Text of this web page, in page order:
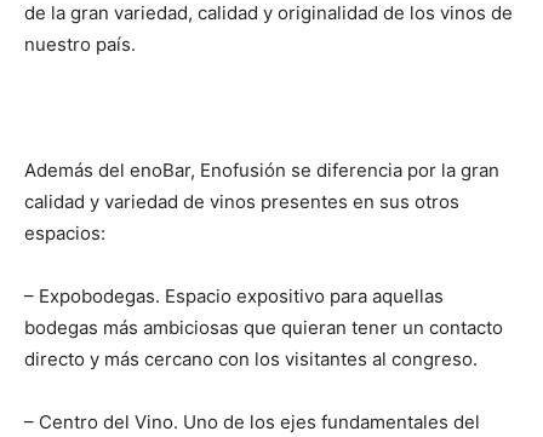
de la gran variedad, calidad y originalidad de los vinos de
nuestro país.
Además del enoBar, Enofusión se diferencia por la gran
calidad y variedad de vinos presentes en sus otros
espacios:
– Expobodegas. Espacio expositivo para aquellas
bodegas más ambiciosas que quieran tener un contacto
directo y más cercano con los visitantes al congreso.
– Centro del Vino. Uno de los ejes fundamentales del